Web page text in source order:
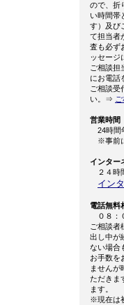
ので、折
い時間帯
す）及び
て担当者
査も必ず
ッセージ
ご相談担
にお電話
ご相談受
い。⇒
営業時間
24時間
※事前
インター
２４時
イン
電話無料
０８：
ご相談者
出し中が
ない場合
お手数を
ませんが
ただきま
ます。
※現在は